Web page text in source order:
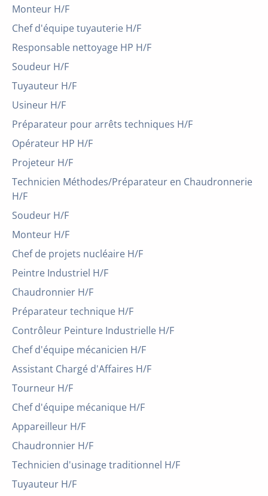
Monteur H/F
Chef d'équipe tuyauterie H/F
Responsable nettoyage HP H/F
Soudeur H/F
Tuyauteur H/F
Usineur H/F
Préparateur pour arrêts techniques H/F
Opérateur HP H/F
Projeteur H/F
Technicien Méthodes/Préparateur en Chaudronnerie
H/F
Soudeur H/F
Monteur H/F
Chef de projets nucléaire H/F
Peintre Industriel H/F
Chaudronnier H/F
Préparateur technique H/F
Contrôleur Peinture Industrielle H/F
Chef d'équipe mécanicien H/F
Assistant Chargé d'Affaires H/F
Tourneur H/F
Chef d'équipe mécanique H/F
Appareilleur H/F
Chaudronnier H/F
Technicien d'usinage traditionnel H/F
Tuyauteur H/F